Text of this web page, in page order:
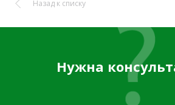
Назад к списку
Нужна